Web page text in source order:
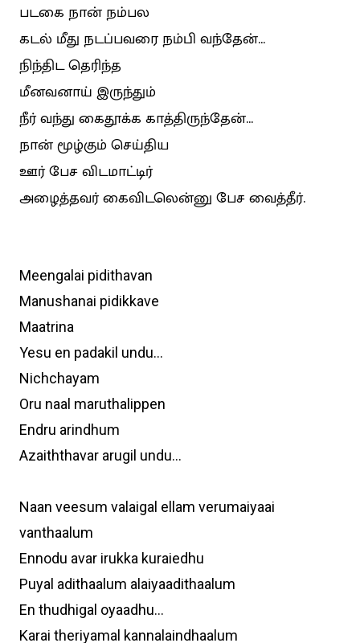
படகை நான் நம்பல
கடல் மீது நடப்பவரை நம்பி வந்தேன்...
நிந்திட தெரிந்த
மீனவனாய் இருந்தும்
நீர் வந்து கைதூக்க காத்திருந்தேன்...
நான் மூழ்கும் செய்திய
ஊர் பேச விடமாட்டிர்
அழைத்தவர் கைவிடலென்னு பேச வைத்தீர்.
Meengalai pidithavan
Manushanai pidikkave
Maatrina
Yesu en padakil undu...
Nichchayam
Oru naal maruthalippen
Endru arindhum
Azaiththavar arugil undu...
Naan veesum valaigal ellam verumaiyaai
vanthaalum
Ennodu avar irukka kuraiedhu
Puyal adithaalum alaiyaadithaalum
En thudhigal oyaadhu...
Karai theriyamal kannalaindhaalum